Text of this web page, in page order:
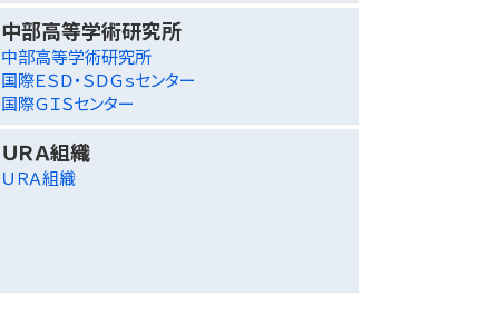
中部高等学術研究所
中部高等学術研究所
国際ＥＳＤ・ＳＤＧｓセンター
国際ＧＩＳセンター
ＵＲＡ組織
ＵＲＡ組織